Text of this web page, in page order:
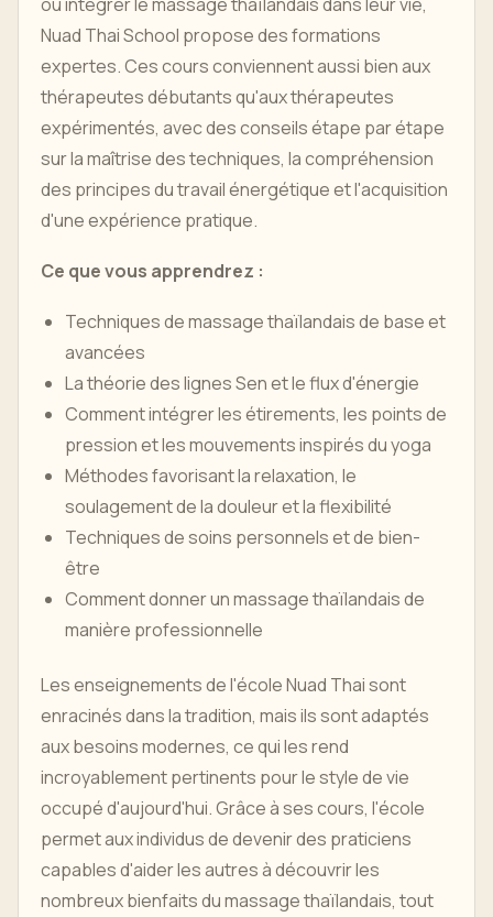
Nuad Thai School propose des formations
expertes. Ces cours conviennent aussi bien aux
thérapeutes débutants qu'aux thérapeutes
expérimentés, avec des conseils étape par étape
sur la maîtrise des techniques, la compréhension
des principes du travail énergétique et l'acquisition
d'une expérience pratique.
Ce que vous apprendrez :
Techniques de massage thaïlandais de base et
avancées
La théorie des lignes Sen et le flux d'énergie
Comment intégrer les étirements, les points de
pression et les mouvements inspirés du yoga
Méthodes favorisant la relaxation, le
soulagement de la douleur et la flexibilité
Techniques de soins personnels et de bien-
être
Comment donner un massage thaïlandais de
manière professionnelle
Les enseignements de l'école Nuad Thai sont
enracinés dans la tradition, mais ils sont adaptés
aux besoins modernes, ce qui les rend
incroyablement pertinents pour le style de vie
occupé d'aujourd'hui. Grâce à ses cours, l'école
permet aux individus de devenir des praticiens
capables d'aider les autres à découvrir les
nombreux bienfaits du massage thaïlandais, tout